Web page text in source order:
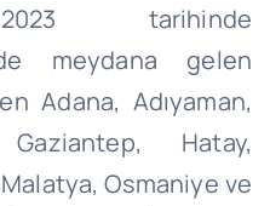
tarihinde
meydana gelen
Adana, Adıyaman,
Gaziantep, Hatay,
Osmaniye ve